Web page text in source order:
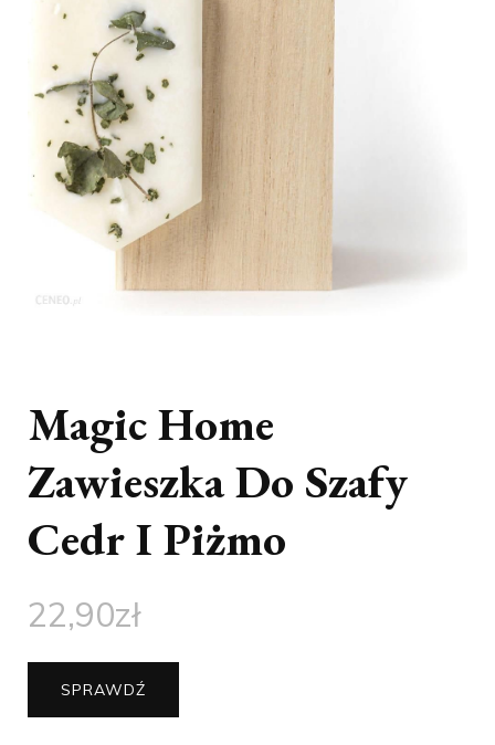
Magic Home
Zawieszka Do Szafy
Cedr I Piżmo
22,90zł
SPRAWDŹ